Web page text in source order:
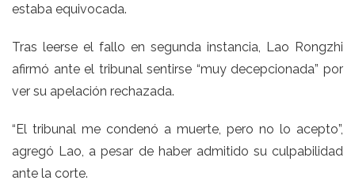
estaba equivocada.
Tras leerse el fallo en segunda instancia, Lao Rongzhi
afirmó ante el tribunal sentirse “muy decepcionada” por
ver su apelación rechazada.
“El tribunal me condenó a muerte, pero no lo acepto”,
agregó Lao, a pesar de haber admitido su culpabilidad
ante la corte.